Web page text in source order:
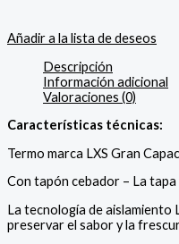
Añadir a la lista de deseos
Descripción
Información adicional
Valoraciones (0)
Características técnicas:
Termo marca LXS Gran
Con tapón cebador – La
La tecnología de aislamiento
preservar el sabor y la